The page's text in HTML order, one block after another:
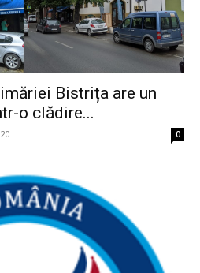
Bistrița are un
o clădire...
0